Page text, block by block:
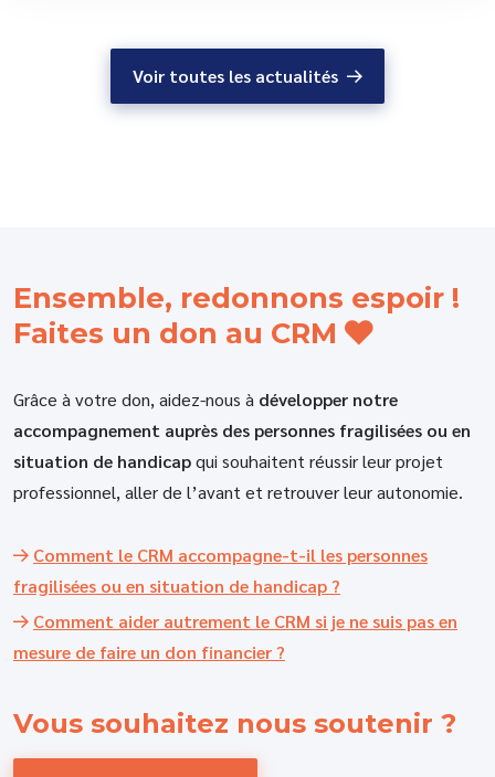
Voir toutes les actualités
Ensemble, redonnons espoir !
Faites un don au CRM
Grâce à votre don, aidez-nous à développer notre
accompagnement auprès des personnes fragilisées ou en
situation de handicapqui souhaitent réussir leur projet
professionnel, aller de l’avant et retrouver leur autonomie.
Comment le CRM accompagne-t-il les personnes
fragilisées ou en situation de handicap ?
Comment aider autrement le CRM si je ne suis pas en
mesure de faire un don financier ?
Vous souhaitez nous soutenir ?